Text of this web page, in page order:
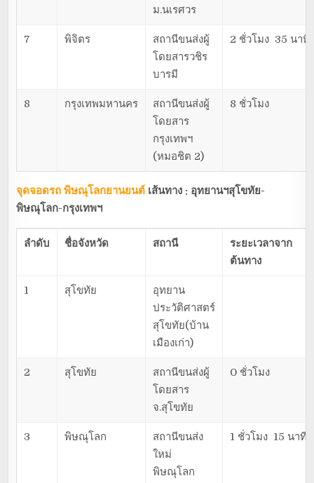
ม.นเรศวร
7 พิจิตร
สถานีขนส่งผู้
โดยสารวชิร
บารมี
2 ชั่วโมง 35 นาที
8 กรุงเทพมหานคร
สถานีขนส่งผู้
โดยสาร
กรุงเทพฯ
(หมอชิต 2)
8 ชั่วโมง
จุดจอดรถ พิษณุโลกยานยนต์ เส้นทาง : อุทยานฯสุโขทัย-
พิษณุโลก-กรุงเทพฯ
ลำดับ ชื่อจังหวัด สถานี
ระยะเวลาจาก
ต้นทาง
1 สุโขทัย
อุทยาน
ประวัติศาสตร์
สุโขทัย(บ้าน
เมืองเก่า)
2 สุโขทัย
สถานีขนส่งผู้
โดยสาร
จ.สุโขทัย
0 ชั่วโมง
3 พิษณุโลก
สถานีขนส่ง
ใหม่
พิษณุโลก
1 ชั่วโมง 15 นาที